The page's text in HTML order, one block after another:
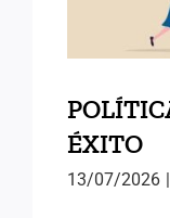
ÉXITO
13/07/2026 |